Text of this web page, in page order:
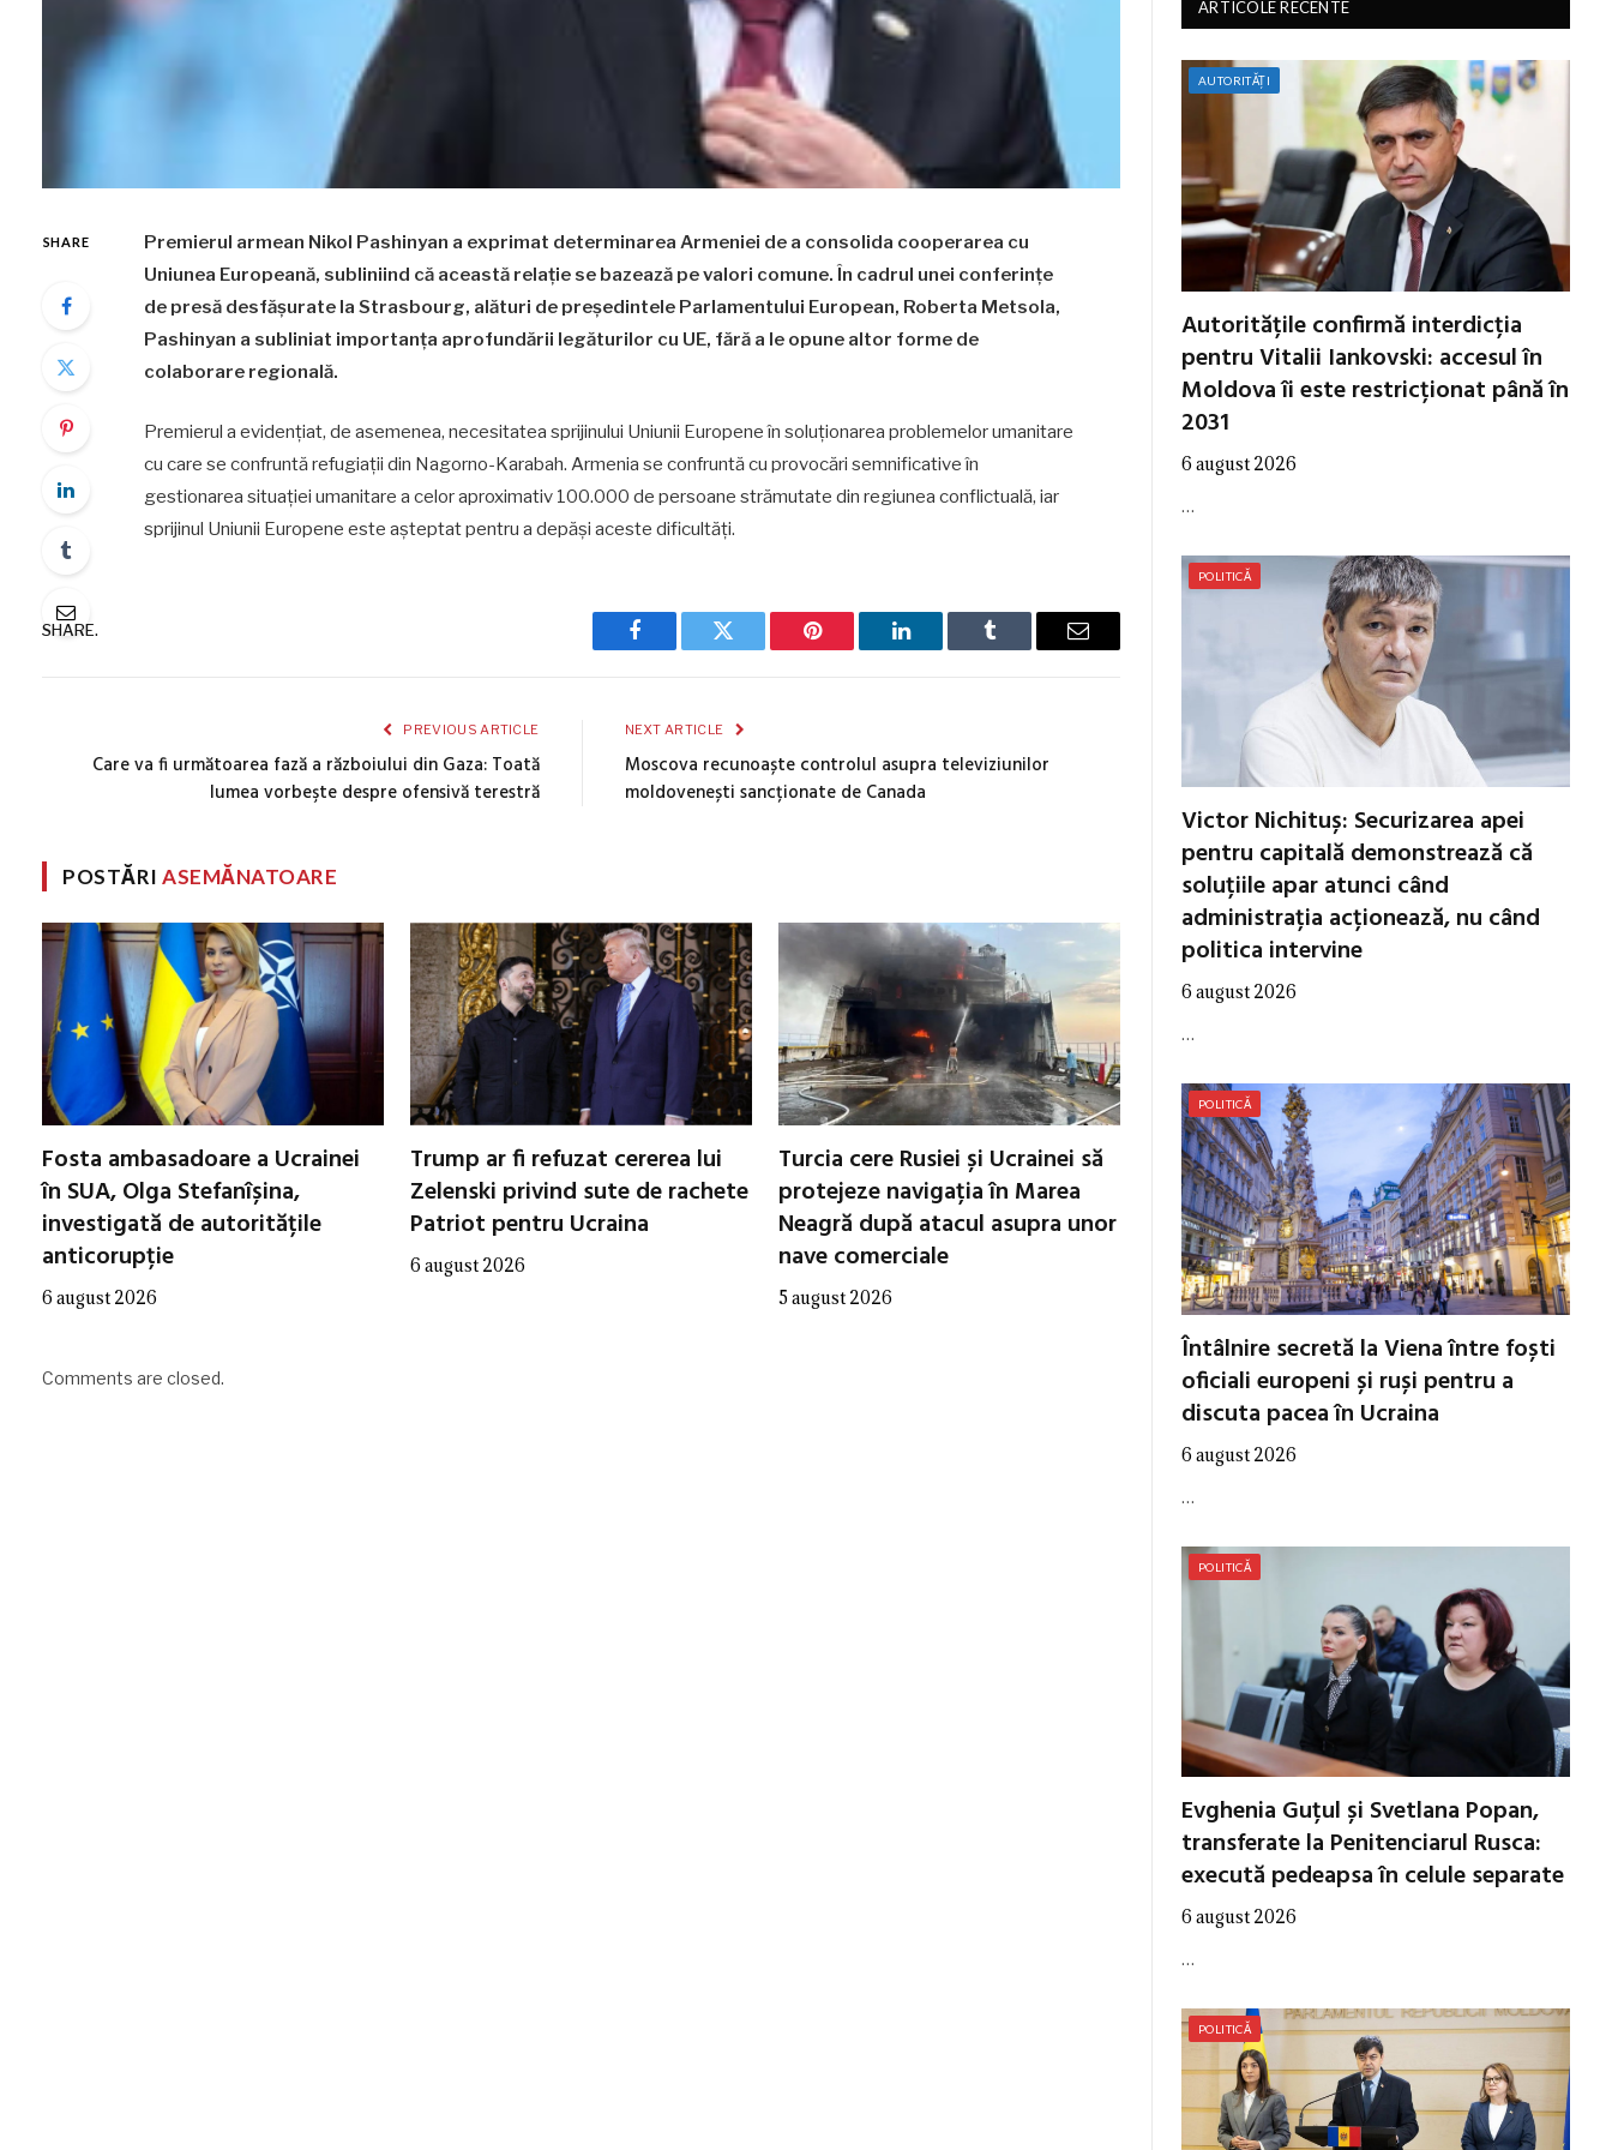
SHARE
Premierul armean Nikol Pashinyan a exprimat determinarea Armeniei de a consolida cooperarea cu
Uniunea Europeană, subliniind că această relație se bazează pe valori comune. În cadrul unei conferințe
de presă desfășurate la Strasbourg, alături de președintele Parlamentului European, Roberta Metsola,
Pashinyan a subliniat importanța aprofundării legăturilor cu UE, fără a le opune altor forme de
colaborare regională.
Premierul a evidențiat, de asemenea, necesitatea sprijinului Uniunii Europene în soluționarea problemelor umanitare
cu care se confruntă refugiații din Nagorno-Karabah. Armenia se confruntă cu provocări semnificative în
gestionarea situației umanitare a celor aproximativ 100.000 de persoane strămutate din regiunea conflictuală, iar
sprijinul Uniunii Europene este așteptat pentru a depăși aceste dificultăți.
SHARE.
Facebook Twitter Pinterest LinkedIn Tumblr Email
PREVIOUS ARTICLE
Care va fi următoarea fază a războiului din Gaza: Toată
lumea vorbeşte despre ofensivă terestră
NEXT ARTICLE
Moscova recunoaște controlul asupra televiziunilor
moldovenești sancționate de Canada
POSTĂRIASEMĂNATOARE
Fosta ambasadoare a Ucrainei
în SUA, Olga Stefanîșina,
investigată de autoritățile
anticorupție
6 august 2026
Trump ar fi refuzat cererea lui
Zelenski privind sute de rachete
Patriot pentru Ucraina
6 august 2026
Turcia cere Rusiei și Ucrainei să
protejeze navigația în Marea
Neagră după atacul asupra unor
nave comerciale
5 august 2026
Comments are closed.
ARTICOLE RECENTE
AUTORITĂȚI
Autoritățile confirmă interdicția
pentru Vitalii Iankovski: accesul în
Moldova îi este restricționat până în
2031
6 august 2026
…
POLITICĂ
Victor Nichituș: Securizarea apei
pentru capitală demonstrează că
soluțiile apar atunci când
administrația acționează, nu când
politica intervine
6 august 2026
…
POLITICĂ
Întâlnire secretă la Viena între foști
oficiali europeni și ruși pentru a
discuta pacea în Ucraina
6 august 2026
…
POLITICĂ
Evghenia Guțul și Svetlana Popan,
transferate la Penitenciarul Rusca:
execută pedeapsa în celule separate
6 august 2026
…
POLITICĂ